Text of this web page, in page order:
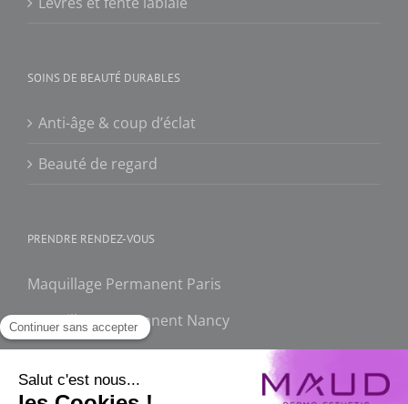
SOINS DE BEAUTÉ DURABLES
Anti-âge & coup d’éclat
Beauté de regard
PRENDRE RENDEZ-VOUS
Maquillage Permanent Paris
Maquillage Permanent Nancy
FAQ